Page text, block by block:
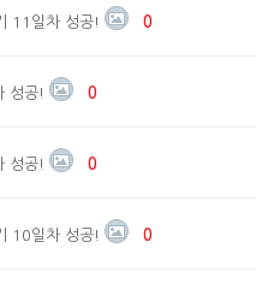
11일차 성공! 0
성공! 0
성공! 0
10일차 성공! 0